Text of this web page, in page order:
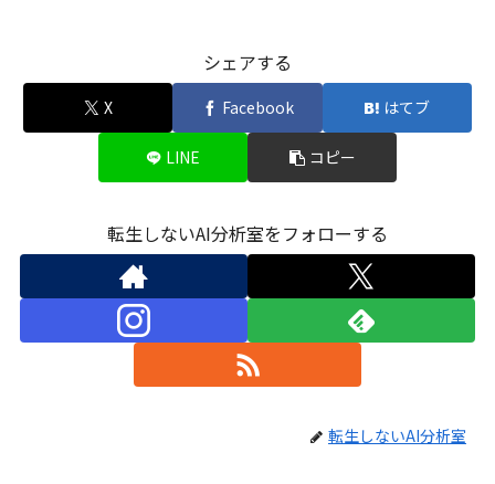
シェアする
X Facebook はてブ
LINE コピー
転生しないAI分析室をフォローする
転生しないAI分析室